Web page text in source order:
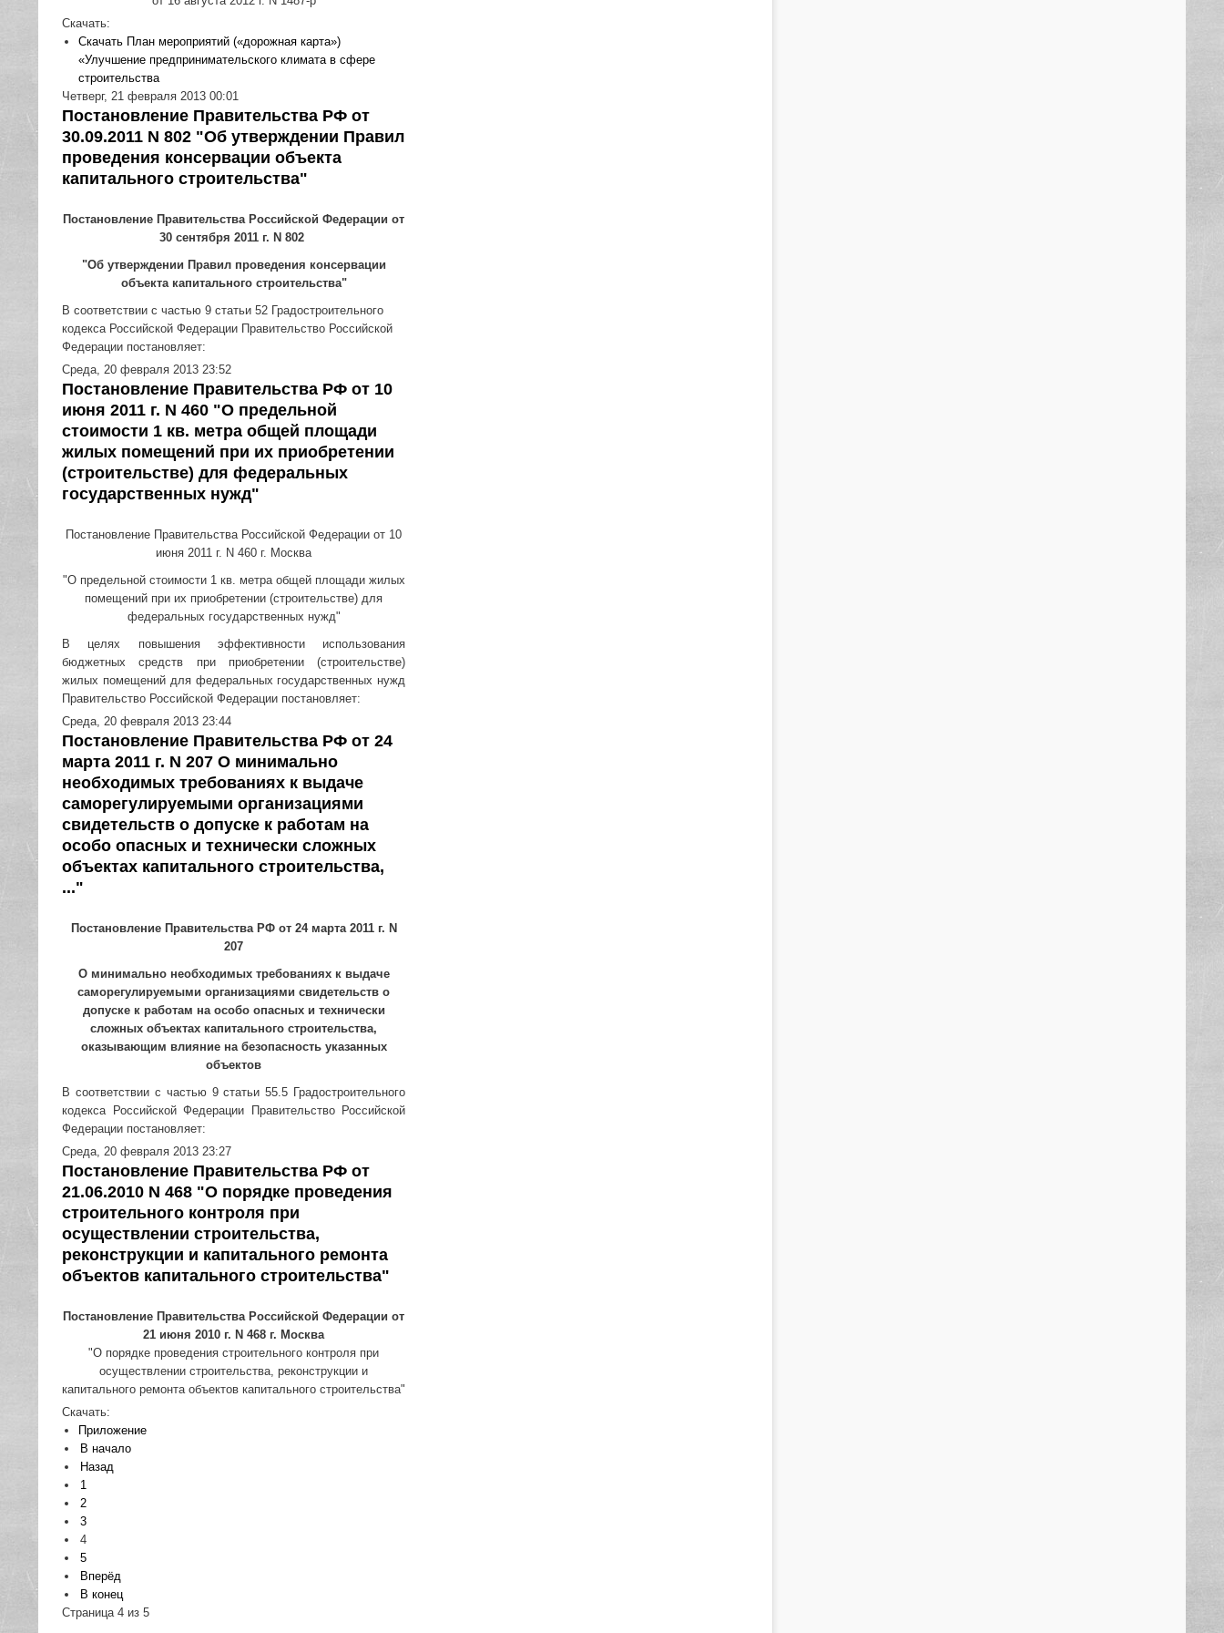
Скачать:
Скачать План мероприятий («дорожная карта»)
«Улучшение предпринимательского климата в сфере
строительства
Четверг, 21 февраля 2013 00:01
Постановление Правительства РФ от
30.09.2011 N 802 "Об утверждении Правил
проведения консервации объекта
капитального строительства"
Постановление Правительства Российской Федерации от
30 сентября 2011 г. N 802
"Об утверждении Правил проведения консервации
объекта капитального строительства"
В соответствии с частью 9 статьи 52 Градостроительного
кодекса Российской Федерации Правительство Российской
Федерации постановляет:
Среда, 20 февраля 2013 23:52
Постановление Правительства РФ от 10
июня 2011 г. N 460 "О предельной
стоимости 1 кв. метра общей площади
жилых помещений при их приобретении
(строительстве) для федеральных
государственных нужд"
Постановление Правительства Российской Федерации от 10
июня 2011 г. N 460 г. Москва
"О предельной стоимости 1 кв. метра общей площади жилых
помещений при их приобретении (строительстве) для
федеральных государственных нужд"
В целях повышения эффективности использования
бюджетных средств при приобретении (строительстве)
жилых помещений для федеральных государственных нужд
Правительство Российской Федерации постановляет:
Среда, 20 февраля 2013 23:44
Постановление Правительства РФ от 24
марта 2011 г. N 207 О минимально
необходимых требованиях к выдаче
саморегулируемыми организациями
свидетельств о допуске к работам на
особо опасных и технически сложных
объектах капитального строительства,
..."
Постановление Правительства РФ от 24 марта 2011 г. N
207
О минимально необходимых требованиях к выдаче
саморегулируемыми организациями свидетельств о
допуске к работам на особо опасных и технически
сложных объектах капитального строительства,
оказывающим влияние на безопасность указанных
объектов
В соответствии с частью 9 статьи 55.5 Градостроительного
кодекса Российской Федерации Правительство Российской
Федерации постановляет:
Среда, 20 февраля 2013 23:27
Постановление Правительства РФ от
21.06.2010 N 468 "О порядке проведения
строительного контроля при
осуществлении строительства,
реконструкции и капитального ремонта
объектов капитального строительства"
Постановление Правительства Российской Федерации от
21 июня 2010 г. N 468 г. Москва
"О порядке проведения строительного контроля при
осуществлении строительства, реконструкции и
капитального ремонта объектов капитального строительства"
Скачать:
Приложение
В начало
Назад
1
2
3
4
5
Вперёд
В конец
Страница 4 из 5